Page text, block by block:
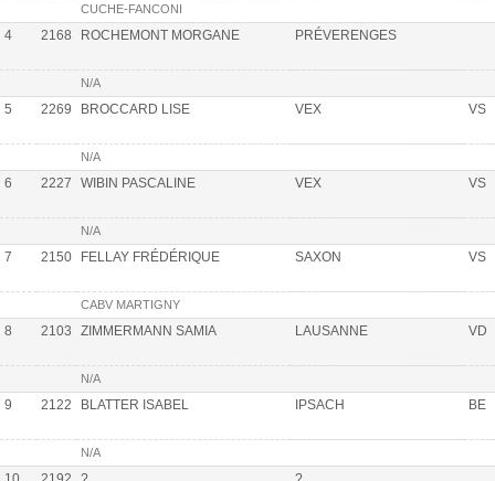
CUCHE-FANCONI
4 2168 ROCHEMONT MORGANE PRÉVERENGES
N/A
5 2269 BROCCARD LISE VEX VS
N/A
6 2227 WIBIN PASCALINE VEX VS
N/A
7 2150 FELLAY FRÉDÉRIQUE SAXON VS
CABV MARTIGNY
8 2103 ZIMMERMANN SAMIA LAUSANNE VD
N/A
9 2122 BLATTER ISABEL IPSACH BE
N/A